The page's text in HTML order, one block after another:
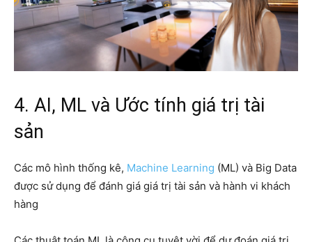
4. AI, ML và Ước tính giá trị tài
sản
Các mô hình thống kê, Machine Learning (ML) và Big Data
được sử dụng để đánh giá giá trị tài sản và hành vi khách
hàng